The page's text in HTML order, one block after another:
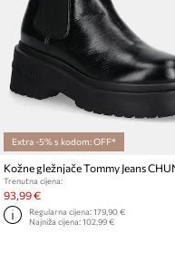
Extra -5% s kodom: OFF*
Trenutna cijena:
93,99 €
Regularna cijena: 179,90 €
Najniža cijena: 102,99 €